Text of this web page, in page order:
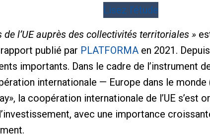
Lisez l’étude
l’UE auprès des collectivités territoriales »
publié par PLATFORMA en 2021.
importants. Dans le cadre de l’instrument
internationale — Europe dans le monde
la coopération internationale de l’UE s’est
avec une importance